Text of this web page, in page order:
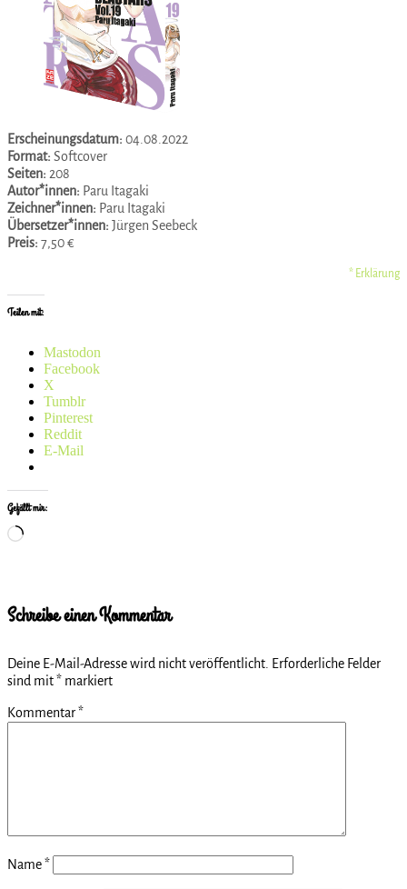
Erscheinungsdatum: 04.08.2022
Format: Softcover
Seiten: 208
Autor*innen: Paru Itagaki
Zeichner*innen: Paru Itagaki
Übersetzer*innen: Jürgen Seebeck
Preis: 7,50 €
* Erklärung
Teilen mit:
Mastodon
Facebook
X
Tumblr
Pinterest
Reddit
E-Mail
Gefällt mir:
Wird
Schreibe einen Kommentar
Deine E-Mail-Adresse wird nicht veröffentlicht. Erforderliche Felder
sind mit* markiert
Kommentar*
Name*